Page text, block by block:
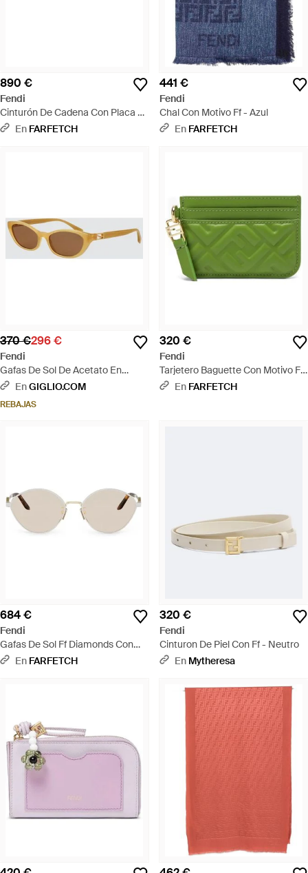
890 €
Fendi
Cinturón De Cadena Con Placa Ff
- Blanco
En FARFETCH
441 €
Fendi
Chal Con Motivo Ff - Azul
En FARFETCH
370 €296 €
Fendi
Gafas De Sol De Acetato En
Forma De Lágrima Con
EnGIGLIO.COM
REBAJAS
320 €
Fendi
Tarjetero Baguette Con Motivo Ff
- Verde
En FARFETCH
684 €
Fendi
Gafas De Sol Ff Diamonds Con
Montura Cat Eye - Neutro
En FARFETCH
320 €
Fendi
Cinturon De Piel Con Ff - Neutro
En Mytheresa